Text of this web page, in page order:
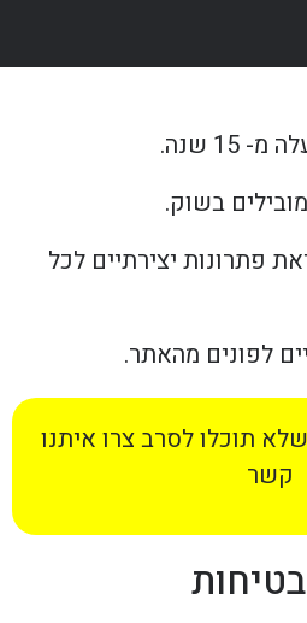
שנה.
בשוק.
פתרונות יצירתיים לכל
לפונים מהאתר.
תוכלו לסרב צרו איתנו
קשר